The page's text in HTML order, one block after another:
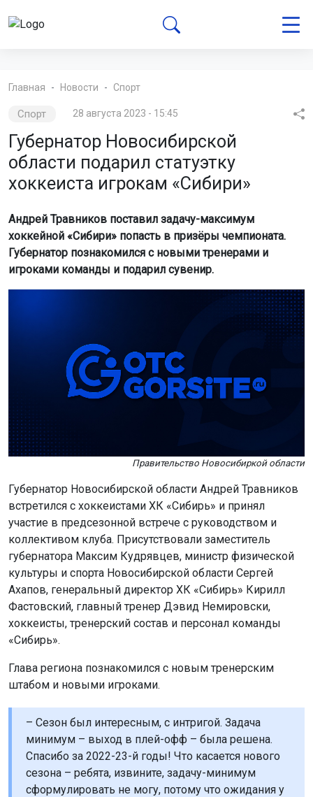
Главная Новости Спорт
Спорт 28 августа 2023 - 15:45
Губернатор Новосибирской
области подарил статуэтку
хоккеиста игрокам «Сибири»
Андрей Травников поставил задачу-максимум
хоккейной «Сибири» попасть в призёры чемпионата.
Губернатор познакомился с новыми тренерами и
игроками команды и подарил сувенир.
Правительство Новосибиркой области
Губернатор Новосибирской области Андрей Травников
встретился с хоккеистами ХК «Сибирь» и принял
участие в предсезонной встрече с руководством и
коллективом клуба. Присутствовали заместитель
губернатора Максим Кудрявцев, министр физической
культуры и спорта Новосибирской области Сергей
Ахапов, генеральный директор ХК «Сибирь» Кирилл
Фастовский, главный тренер Дэвид Немировски,
хоккеисты, тренерский состав и персонал команды
«Сибирь».
Глава региона познакомился с новым тренерским
штабом и новыми игроками.
– Сезон был интересным, с интригой. Задача
минимум – выход в плей-офф – была решена.
Спасибо за 2022-23-й годы! Что касается нового
сезона – ребята, извините, задачу-минимум
сформулировать не могу, потому что ожидания у